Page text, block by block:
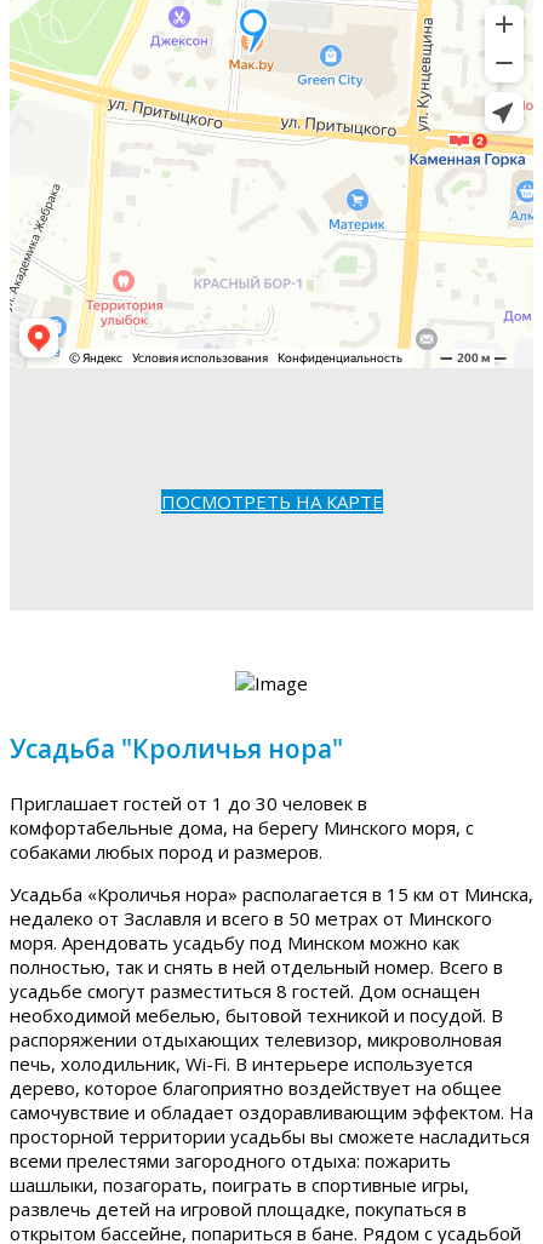
ПОСМОТРЕТЬ НА КАРТЕ
Усадьба "Кроличья нора"
Приглашает гостей от 1 до 30 человек в
комфортабельные дома, на берегу Минского моря, с
собаками любых пород и размеров.
Усадьба «Кроличья нора» располагается в 15 км от Минска,
недалеко от Заславля и всего в 50 метрах от Минского
моря. Арендовать усадьбу под Минском можно как
полностью, так и снять в ней отдельный номер. Всего в
усадьбе смогут разместиться 8 гостей. Дом оснащен
необходимой мебелью, бытовой техникой и посудой. В
распоряжении отдыхающих телевизор, микроволновая
печь, холодильник, Wi-Fi. В интерьере используется
дерево, которое благоприятно воздействует на общее
самочувствие и обладает оздоравливающим эффектом. На
просторной территории усадьбы вы сможете насладиться
всеми прелестями загородного отдыха: пожарить
шашлыки, позагорать, поиграть в спортивные игры,
развлечь детей на игровой площадке, покупаться в
открытом бассейне, попариться в бане. Рядом с усадьбой